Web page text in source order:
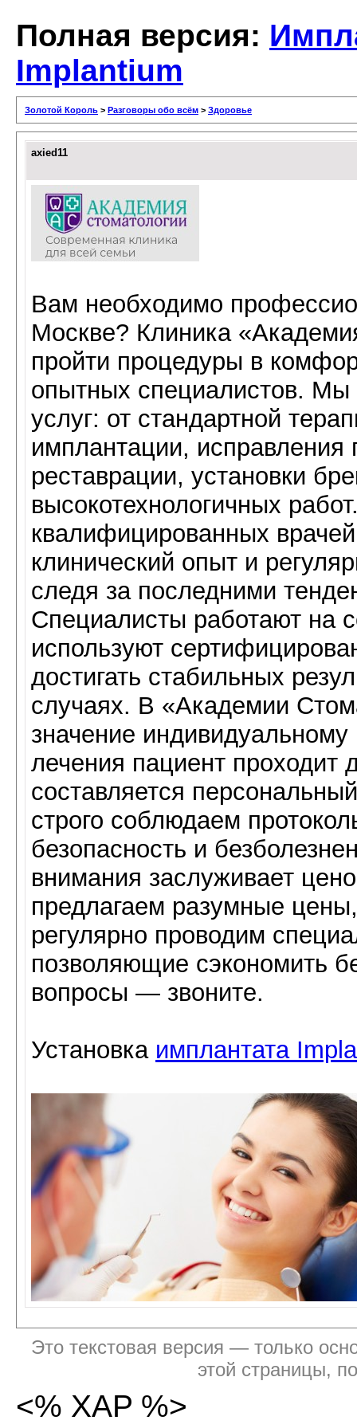
Полная версия:
Implantium
Золотой Король > Разговоры обо всём > Здоровье
axied11
Вам необходимо
Москве? Клиника
пройти процедуры в
опытных специалистов. Мы
услуг: от стандартной
имплантации, исправления
реставрации, установки
высокотехнологичных
квалифицированных
клинический опыт и
следя за последними
Специалисты работают на
используют
достигать стабильных
случаях. В «Академии
значение
лечения пациент проходит
составляется
строго соблюдаем
безопасность и
внимания заслуживает
предлагаем разумные
регулярно проводим
позволяющие сэкономить
вопросы — звоните.
Установка имплантата
Это текстовая версия — только
этой страницы,
<% XAP %>